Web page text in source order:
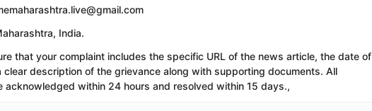
India.
that your complaint includes the specific URL of the news article, the date of
clear description of the grievance along with supporting documents. All
acknowledged within 24 hours and resolved within 15 days.,